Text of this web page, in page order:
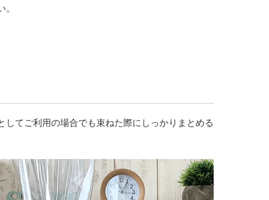
てご利用の場合でも束ねた際にしっかりまとめる